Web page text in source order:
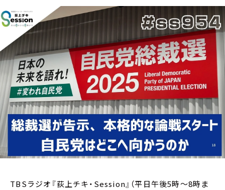
お知らせ
イベント・グッズ
YouTube
会社情報
TBSラジオ『荻上チキ・Session』（平日午後5時～8時ま